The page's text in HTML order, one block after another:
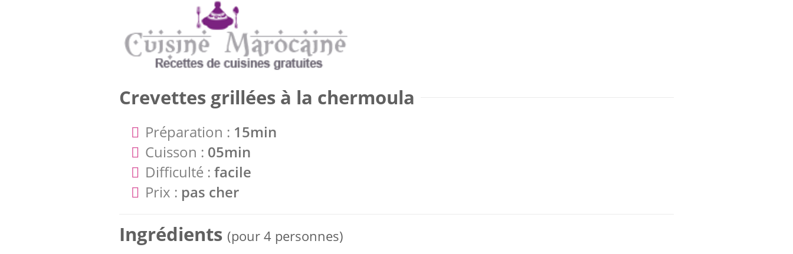
Crevettes grillées à la chermoula
Préparation : 15min
Cuisson : 05min
Difficulté : facile
Prix : pas cher
Ingrédients (pour 4 personnes)